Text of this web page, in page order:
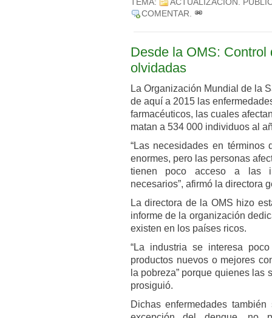
TEMA: ACTUALIZACIÓN .
COMENTAR.
Desde la OMS: Control
olvidadas
La Organización Mundial de la
de aquí a 2015 las
farmacéuticos, las cuales
matan a 534 000 individuos al
“Las necesidades en términos
enormes, pero las personas
tienen poco acceso a las
necesarios”, afirmó la directora
La directora de la OMS hizo
informe de la organización
existen en los países ricos.
“La industria se interesa
productos nuevos o mejores
la pobreza” porque quienes las
prosiguió.
Dichas enfermedades